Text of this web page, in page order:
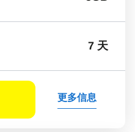
7 天
更多信息